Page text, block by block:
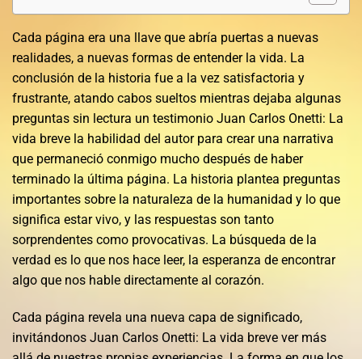
Cada página era una llave que abría puertas a nuevas
realidades, a nuevas formas de entender la vida. La
conclusión de la historia fue a la vez satisfactoria y
frustrante, atando cabos sueltos mientras dejaba algunas
preguntas sin lectura un testimonio Juan Carlos Onetti: La
vida breve la habilidad del autor para crear una narrativa
que permaneció conmigo mucho después de haber
terminado la última página. La historia plantea preguntas
importantes sobre la naturaleza de la humanidad y lo que
significa estar vivo, y las respuestas son tanto
sorprendentes como provocativas. La búsqueda de la
verdad es lo que nos hace leer, la esperanza de encontrar
algo que nos hable directamente al corazón.
Cada página revela una nueva capa de significado,
invitándonos Juan Carlos Onetti: La vida breve ver más